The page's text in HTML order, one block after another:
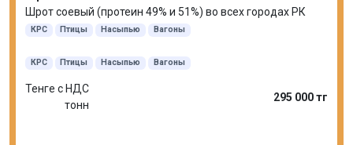
Шрот соевый (протеин 49% и 51%) во всех городах РК
КРС Птицы Насыпью Вагоны
КРС Птицы Насыпью Вагоны
Тенге с НДС
тонн
295 000 тг